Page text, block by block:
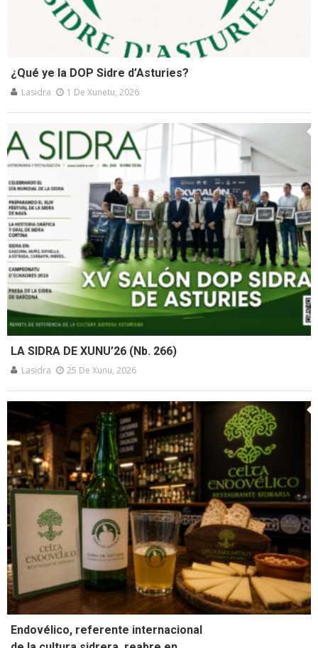
¿Qué ye la DOP Sidre d’Asturies?
Lasidra 1 De Xunetu, 2026
LA SIDRA DE XUNU’26 (Nb. 266)
Lasidra 25 De Xunu, 2026
Endovélico, referente internacional